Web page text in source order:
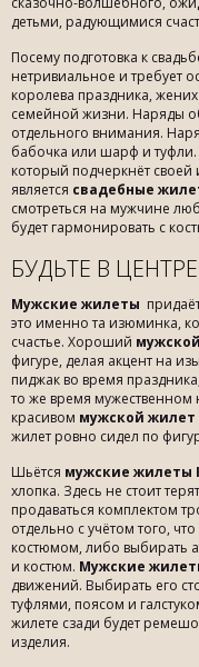
детьми, радующимися
Посему подготовка к
нетривиальное и требует
королева праздника,
семейной жизни. Наряды
отдельного внимания.
бабочка или шарф и
который подчеркнёт
является свадебные
смотреться на мужчине
будет гармонировать с
БУДЬТЕ В
Мужские жилеты
это именно та изюминка,
счастье. Хороший
фигуре, делая акцент на
пиджак во время
то же время мужественном
красивом мужской жилет
жилет ровно сидел по
Шьётся мужские жилеты
хлопка. Здесь не стоит
продаваться комплектом
отдельно с учётом того,
костюмом, либо выбирать
и костюм. Мужские
движений. Выбирать его
туфлями, поясом и
жилете сзади будет
изделия.